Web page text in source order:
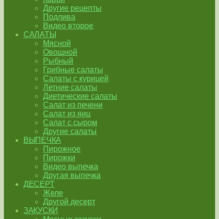
Другие рецепты
Подлива
Видео второе
САЛАТЫ
Мясной
Овощной
Рыбный
Грибные салаты
Салаты с курицей
Летние салаты
Диетические салаты
Салат из печени
Салат из яиц
Салат с сыром
Другие салаты
ВЫПЕЧКА
Пирожное
Пирожки
Видео выпечка
Другая выпечка
ДЕСЕРТ
Желе
Другой десерт
ЗАКУСКИ